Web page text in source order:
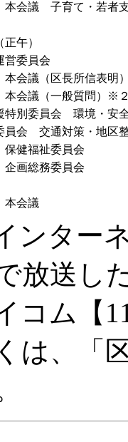
会議 子育て・若者
午）
委員会
会議（区長所信表明
会議（一般質問）※
特別委員会 環境・安
員会 交通対策・地区
健福祉委員会
画総務委員会
会議
ンター
放送し
コム【
は、「